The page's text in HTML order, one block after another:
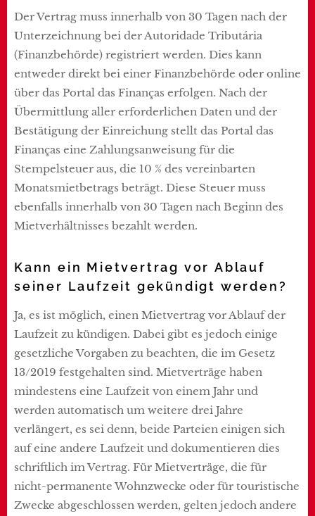
Der Vertrag muss innerhalb von 30 Tagen nach der
Unterzeichnung bei der Autoridade Tributária
(Finanzbehörde) registriert werden. Dies kann
entweder direkt bei einer Finanzbehörde oder online
über das Portal das Finanças erfolgen. Nach der
Übermittlung aller erforderlichen Daten und der
Bestätigung der Einreichung stellt das Portal das
Finanças eine Zahlungsanweisung für die
Stempelsteuer aus, die 10 % des vereinbarten
Monatsmietbetrags beträgt. Diese Steuer muss
ebenfalls innerhalb von 30 Tagen nach Beginn des
Mietverhältnisses bezahlt werden.
Kann ein Mietvertrag vor Ablauf
seiner Laufzeit gekündigt werden?
Ja, es ist möglich, einen Mietvertrag vor Ablauf der
Laufzeit zu kündigen. Dabei gibt es jedoch einige
gesetzliche Vorgaben zu beachten, die im Gesetz
13/2019 festgehalten sind. Mietverträge haben
mindestens eine Laufzeit von einem Jahr und
werden automatisch um weitere drei Jahre
verlängert, es sei denn, beide Parteien einigen sich
auf eine andere Laufzeit und dokumentieren dies
schriftlich im Vertrag. Für Mietverträge, die für
nicht-permanente Wohnzwecke oder für touristische
Zwecke abgeschlossen werden, gelten jedoch andere